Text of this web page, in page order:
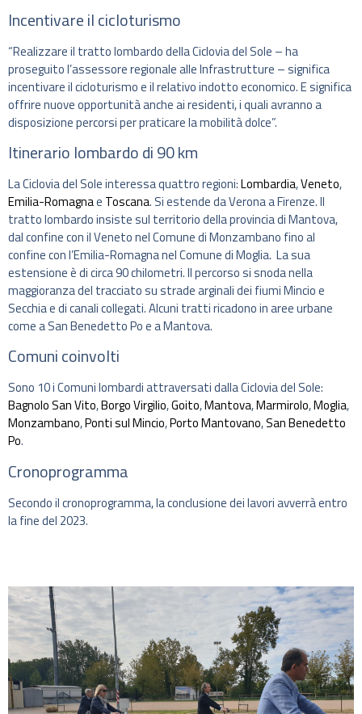
Incentivare il cicloturismo
“Realizzare il tratto lombardo della Ciclovia del Sole – ha
proseguito l’assessore regionale alle Infrastrutture – significa
incentivare il cicloturismo e il relativo indotto economico. E significa
offrire nuove opportunità anche ai residenti, i quali avranno a
disposizione percorsi per praticare la mobilità dolce”.
Itinerario lombardo di 90 km
La Ciclovia del Sole interessa quattro regioni:Lombardia,Veneto,
Emilia-Romagnae Toscana. Si estende da Verona a Firenze. Il
tratto lombardo insiste sul territorio della provincia di Mantova,
dal confine con il Veneto nel Comune di Monzambano fino al
confine con l’Emilia-Romagna nel Comune di Moglia. La sua
estensione è di circa 90 chilometri. Il percorso si snoda nella
maggioranza del tracciato su strade arginali dei fiumi Mincio e
Secchia e di canali collegati. Alcuni tratti ricadono in aree urbane
come a San Benedetto Po e a Mantova.
Comuni coinvolti
Sono 10 i Comuni lombardi attraversati dalla Ciclovia del Sole:
Bagnolo San Vito,Borgo Virgilio,Goito,Mantova,Marmirolo,Moglia,
Monzambano,Ponti sul Mincio,Porto Mantovano,San Benedetto
Po.
Cronoprogramma
Secondo il cronoprogramma, la conclusione dei lavori avverrà entro
la fine del 2023.